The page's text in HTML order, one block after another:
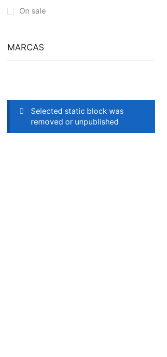
On sale
MARCAS
Selected static block was
removed or unpublished